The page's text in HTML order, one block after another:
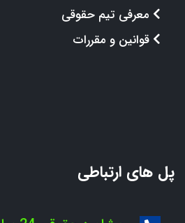
معرفی تیم حقوقی
قوانین و مقررات
پل های ارتباطی